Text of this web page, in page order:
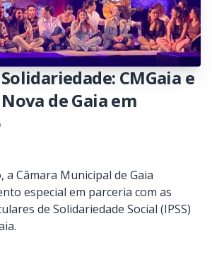
CMGaia e
Nova de Gaia em
a Câmara Municipal de Gaia
especial em parceria com as
de Solidariedade Social (IPSS)